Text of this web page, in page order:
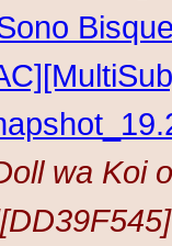
wa Koi